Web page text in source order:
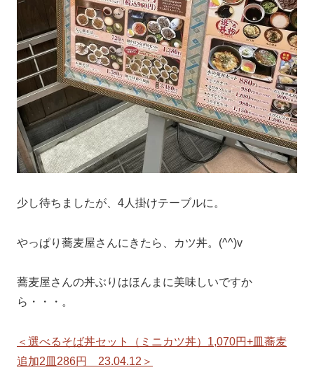
少し待ちましたが、4人掛けテーブルに。
やっぱり蕎麦屋さんにきたら、カツ丼。(^^)v
蕎麦屋さんの丼ぶりはほんまに美味しいですか
ら・・・。
＜選べるそば丼セット（ミニカツ丼）1,070円+皿蕎麦
追加2皿286円 23.04.12＞